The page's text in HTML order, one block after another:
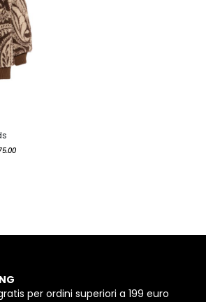
per ordini superiori a 199 euro